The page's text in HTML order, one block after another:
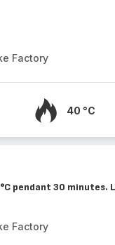
Factory
40 °C
pendant 30 minutes.
Factory